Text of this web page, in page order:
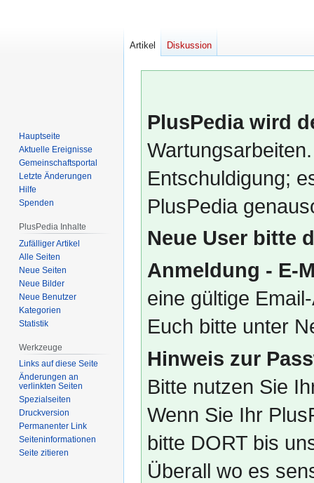
PlusPedia wird
Entschuldigung;
PlusPedia
Neue User bitte
Anmeldung - E-
eine gültige
Euch bitte unter
Hinweis zur
Bitte nutzen Sie
Wenn Sie Ihr
bitte DORT bis
Überall wo es
Artikel Diskussion
Hauptseite
Aktuelle Ereignisse
Gemeinschafts­portal
Letzte Änderungen
Hilfe
Spenden
PlusPedia Inhalte
Zufälliger Artikel
Alle Seiten
Neue Seiten
Neue Bilder
Neue Benutzer
Kategorien
Statistik
Werkzeuge
Links auf diese Seite
Änderungen an
verlinkten Seiten
Spezialseiten
Druckversion
Permanenter Link
Seiten­­informationen
Seite zitieren